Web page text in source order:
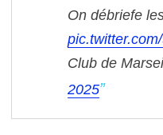
On débriefe
Club de
2025